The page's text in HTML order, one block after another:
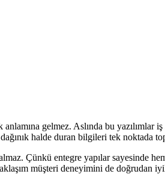
gelmez. Aslında bu
halde duran bilgileri tek noktada
Çünkü entegre yapılar sayesinde
müşteri deneyimini de doğrudan